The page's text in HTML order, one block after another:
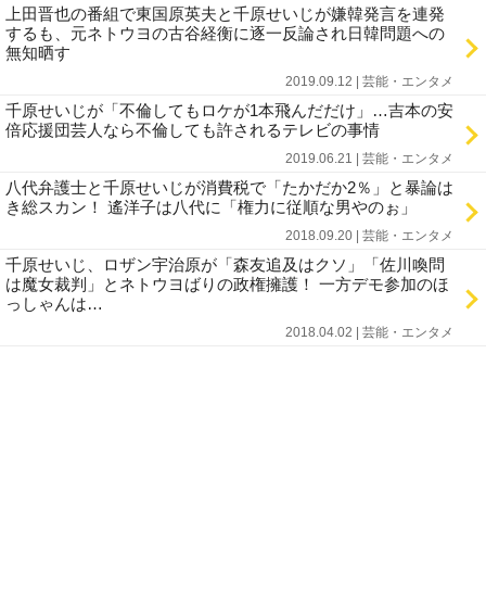
上田晋也の番組で東国原英夫と千原せいじが嫌韓発言を連発
するも、元ネトウヨの古谷経衡に逐一反論され日韓問題への
無知晒す
2019.09.12 | 芸能・エンタメ
千原せいじが「不倫してもロケが1本飛んだだけ」…吉本の安
倍応援団芸人なら不倫しても許されるテレビの事情
2019.06.21 | 芸能・エンタメ
八代弁護士と千原せいじが消費税で「たかだか2％」と暴論は
き総スカン！ 遙洋子は八代に「権力に従順な男やのぉ」
2018.09.20 | 芸能・エンタメ
千原せいじ、ロザン宇治原が「森友追及はクソ」「佐川喚問
は魔女裁判」とネトウヨばりの政権擁護！ 一方デモ参加のほ
っしゃんは…
2018.04.02 | 芸能・エンタメ